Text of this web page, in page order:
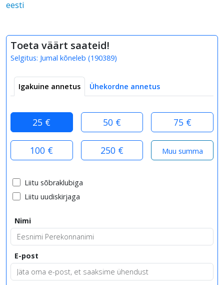
eesti
Toeta väärt saateid!
Selgitus: Jumal kõneleb (190389)
Igakuine annetus Ühekordne annetus
25 € 50 € 75 €
100 € 250 €
Liitu sõbraklubiga
Liitu uudiskirjaga
Nimi
E-post